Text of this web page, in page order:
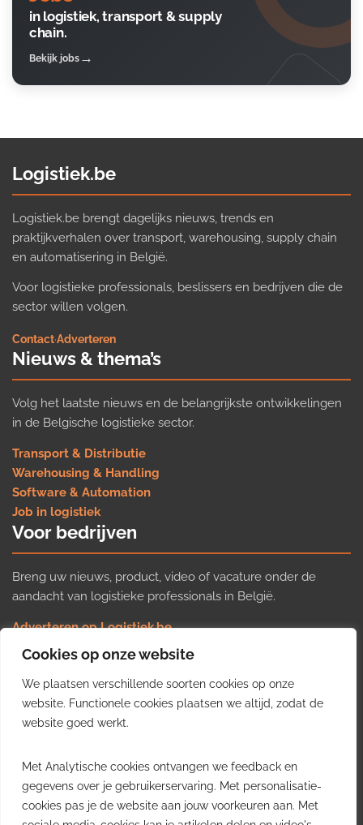
Cookies op onze website
We plaatsen verschillende soorten cookies op onze
website. Functionele cookies plaatsen we altijd, zodat de
website goed werkt.
Met Analytische cookies ontvangen we feedback en
gegevens over je gebruikerservaring. Met personalisatie-
cookies pas je de website aan jouw voorkeuren aan. Met
in logistiek, transport & supply
chain.
Bekijk jobs
Logistiek.be
Logistiek.be brengt dagelijks nieuws, trends en
praktijkverhalen over transport, warehousing, supply chain
en automatisering in België.
Voor logistieke professionals, beslissers en bedrijven die de
sector willen volgen.
Contact·Adverteren
Nieuws & thema’s
Volg het laatste nieuws en de belangrijkste ontwikkelingen
in de Belgische logistieke sector.
Transport & Distributie
Warehousing & Handling
Software & Automation
Job in logistiek
Voor bedrijven
Breng uw nieuws, product, video of vacature onder de
aandacht van logistieke professionals in België.
Adverteren op Logistiek.be
Nieuws insturen
Uw video op Logistiek.TV
Job plaatsen
Gratis wekelijkse update
inzichten uit de Belgische logistieke sector in uw inbox.
Ontvang je gratis